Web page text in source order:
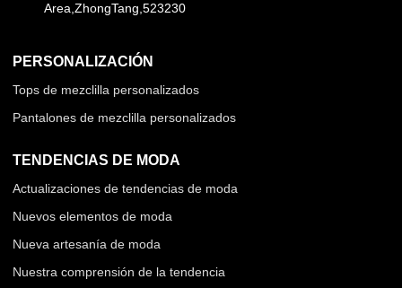
Area,ZhongTang,523230
PERSONALIZACIÓN
Tops de mezclilla personalizados
Pantalones de mezclilla personalizados
TENDENCIAS DE MODA
Actualizaciones de tendencias de moda
Nuevos elementos de moda
Nueva artesanía de moda
Nuestra comprensión de la tendencia